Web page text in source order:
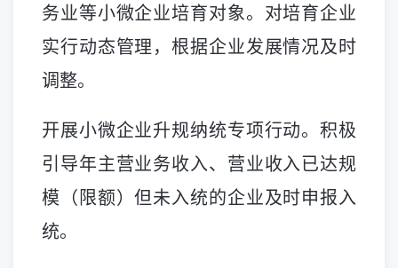
务业等小微企业培育对象。对培育企业
实行动态管理，根据企业发展情况及时
调整。
开展小微企业升规纳统专项行动。积极
引导年主营业务收入、营业收入已达规
模（限额）但未入统的企业及时申报入
统。